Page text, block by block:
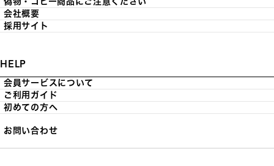
会社概要
採用サイト
HELP
会員サービスについて
ご利用ガイド
初めての方へ
お問い合わせ